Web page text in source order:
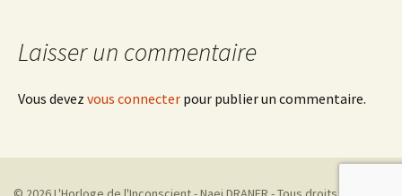
Laisser un commentaire
Vous devez vous connecter pour publier un commentaire.